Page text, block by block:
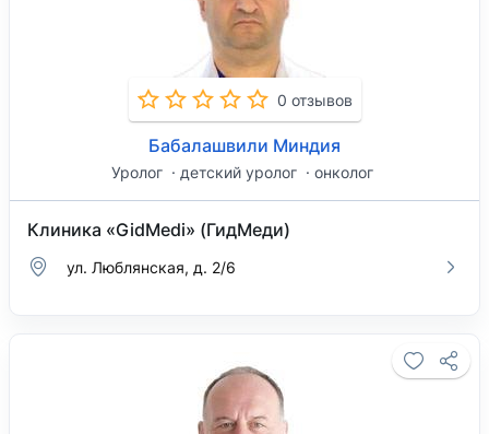
0 отзывов
Бабалашвили Миндия
Уролог детский уролог онколог
Клиника «GidMedi» (ГидМеди)
ул. Люблянская, д. 2/6